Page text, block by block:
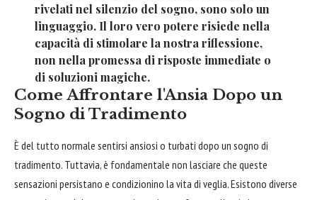
rivelati nel silenzio del sogno, sono solo un
linguaggio. Il loro vero potere risiede nella
capacità di stimolare la nostra riflessione,
non nella promessa di risposte immediate o
di soluzioni magiche.
Come Affrontare l'Ansia Dopo un
Sogno di Tradimento
È del tutto normale sentirsi ansiosi o turbati dopo un sogno di
tradimento. Tuttavia, è fondamentale non lasciare che queste
sensazioni persistano e condizionino la vita di veglia. Esistono diverse